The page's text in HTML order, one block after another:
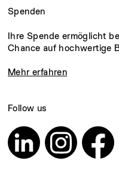
Spenden
Ihre Spende ermöglicht
Chance auf hochwertige
Mehr erfahren
Follow us